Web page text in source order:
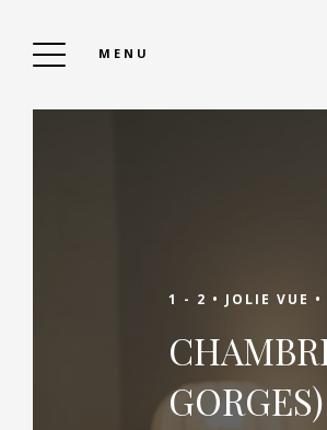
MENU
Réserver
Réservez votre séjour en
bénéficier des meilleurs
1 - 2 • JOLIE VUE •
GORGES)